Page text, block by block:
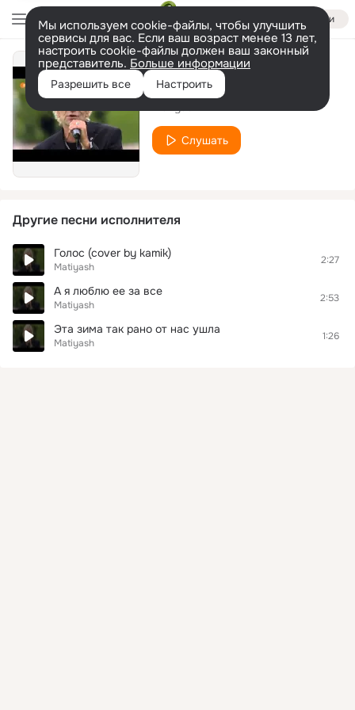
Войти
Мы используем cookie-файлы, чтобы улучшить
сервисы для вас. Если ваш возраст менее 13 лет,
настроить cookie-файлы должен ваш законный
представитель. Больше информации
Разрешить все Настроить
Голос
Слушать
Другие песни исполнителя
Голос (cover by kamik)
Matiyash
2:27
А я люблю ее за все
Matiyash
2:53
Эта зима так рано от нас ушла
Matiyash
1:26